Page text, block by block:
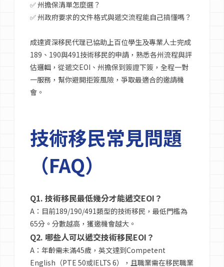
✅ 州擔保清單怎麼選？
✅ 州政府要求的文件格式與遞交流程能自己搞懂嗎？
成達資深移民代理已協助上百位學生及專業人士完成
189、190與491技術移民的申請，熟悉各州流程與評
估邏輯，從遞交EOI、州擔保到簽證下簽，全程一對
一服務，幫你避開拒簽風險，爭取最適合的邀請機
會。
技術移民常見問題
（FAQ）
Q1. 技術移民最低幾分才能遞交EOI？
A：目前189/190/491類型的技術移民，最低門檻為
65分。分數越高，獲邀機會越大。
Q2. 哪些人可以遞交技術移民EOI？
A：年齡需未滿45歲，英文達到Competent
English（PTE 50或IELTS 6），且職業需在移民職業